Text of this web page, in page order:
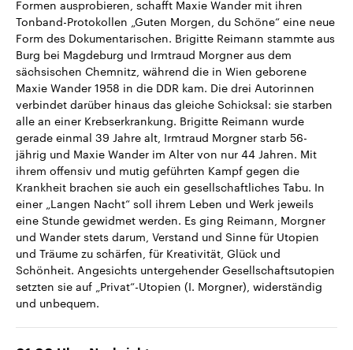
Formen ausprobieren, schafft Maxie Wander mit ihren
Tonband-Protokollen „Guten Morgen, du Schöne“ eine neue
Form des Dokumentarischen. Brigitte Reimann stammte aus
Burg bei Magdeburg und Irmtraud Morgner aus dem
sächsischen Chemnitz, während die in Wien geborene
Maxie Wander 1958 in die DDR kam. Die drei Autorinnen
verbindet darüber hinaus das gleiche Schicksal: sie starben
alle an einer Krebserkrankung. Brigitte Reimann wurde
gerade einmal 39 Jahre alt, Irmtraud Morgner starb 56-
jährig und Maxie Wander im Alter von nur 44 Jahren. Mit
ihrem offensiv und mutig geführten Kampf gegen die
Krankheit brachen sie auch ein gesellschaftliches Tabu. In
einer „Langen Nacht“ soll ihrem Leben und Werk jeweils
eine Stunde gewidmet werden. Es ging Reimann, Morgner
und Wander stets darum, Verstand und Sinne für Utopien
und Träume zu schärfen, für Kreativität, Glück und
Schönheit. Angesichts untergehender Gesellschaftsutopien
setzten sie auf „Privat“-Utopien (I. Morgner), widerständig
und unbequem.